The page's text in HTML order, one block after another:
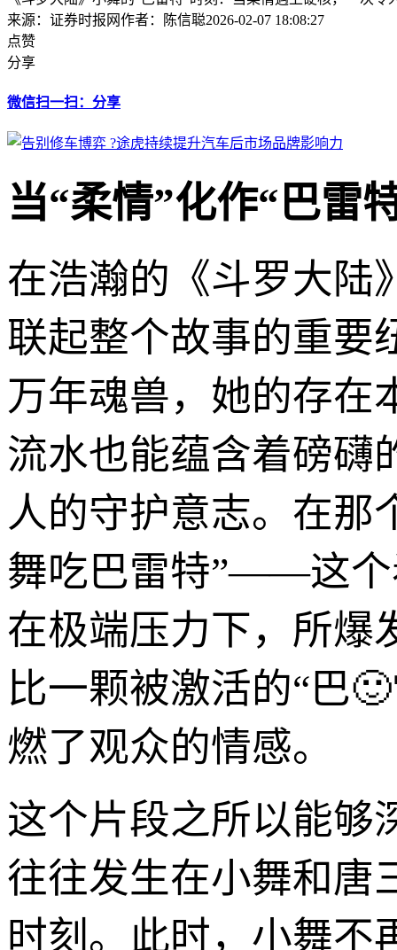
来源：证券时报网作者：陈信聪2026-02-07 18:08:27
点赞
分享
微信扫一扫：分享
当“柔情”化作“巴雷
在浩瀚的《斗罗大陆
联起整个故事的重要
万年魂兽，她的存在
流水也能蕴含着磅礴
人的守护意志。在那
舞吃巴雷特”——这个
在极端压力下，所爆
比一颗被激活的“巴
燃了观众的情感。
这个片段之所以能够
往往发生在小舞和唐
时刻。此时，小舞不